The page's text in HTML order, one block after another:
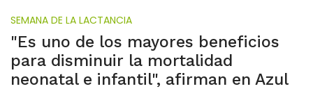
SEMANA DE LA LACTANCIA
"Es uno de los mayores beneficios
para disminuir la mortalidad
neonatal e infantil", afirman en Azul